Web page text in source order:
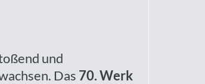
und
Das 70. Werk